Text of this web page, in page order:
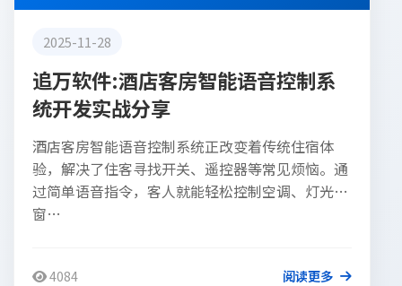
2025-11-28
追万软件:酒店客房智能语音控制系
统开发实战分享
酒店客房智能语音控制系统正改变着传统住宿体
验，解决了住客寻找开关、遥控器等常见烦恼。通
过简单语音指令，客人就能轻松控制空调、灯光、
窗…
4084 阅读更多